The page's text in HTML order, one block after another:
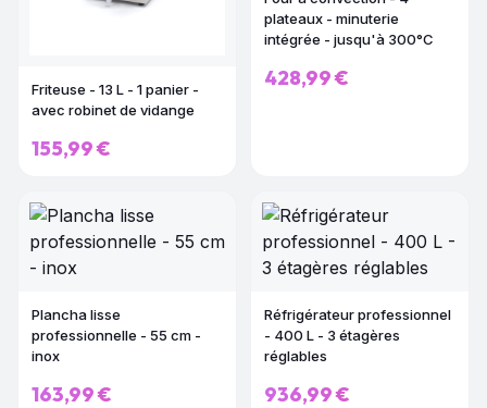
Friteuse - 13 L - 1 panier -
avec robinet de vidange
155,99 €
plateaux - minuterie
intégrée - jusqu'à 300°C
428,99 €
Plancha lisse
professionnelle - 55 cm -
inox
163,99 €
Réfrigérateur professionnel
- 400 L - 3 étagères
réglables
936,99 €